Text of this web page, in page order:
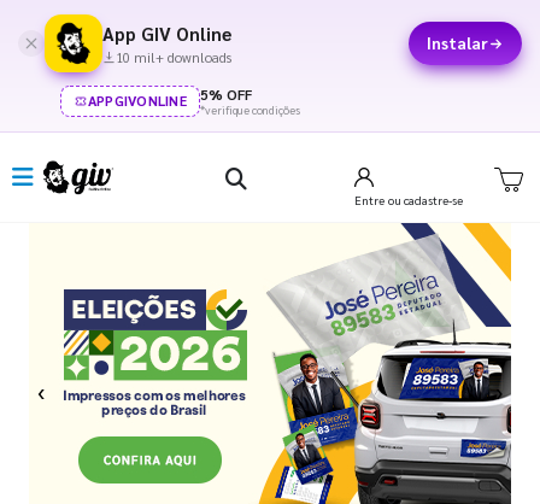
App GIV Online
10 mil+ downloads
Instalar
APPGIVONLINE 5% OFF
*verifique condições
Entre ou cadastre-se
Previous Next